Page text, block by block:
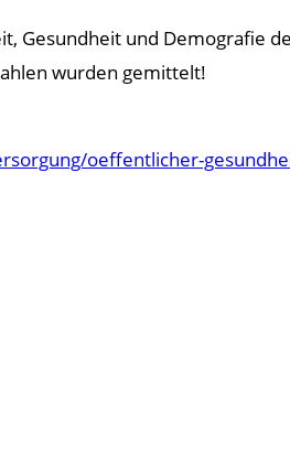
Gesundheit und Demografie
wurden gemittelt!
oeffentlicher-